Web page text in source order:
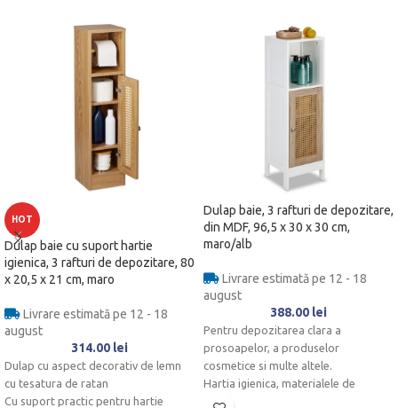
HOT
Dulap baie cu suport hartie
igienica, 3 rafturi de depozitare, 80
x 20,5 x 21 cm, maro
Livrare estimată pe 12 - 18
august
314.00 lei
Dulap cu aspect decorativ de lemn
cu tesatura de ratan
Cu suport practic pentru hartie
Dulap baie, 3 rafturi de depozitare,
din MDF, 96,5 x 30 x 30 cm,
maro/alb
Livrare estimată pe 12 - 18
august
388.00 lei
Pentru depozitarea clara a
prosoapelor, a produselor
cosmetice si multe altele.
Hartia igienica, materialele de
curatenie etc. sunt ascunse in spatele